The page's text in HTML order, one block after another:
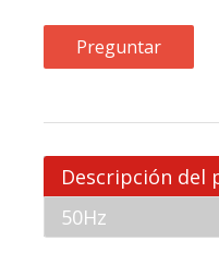
Descripción del
50Hz
MECCA
SME
Apoyar: